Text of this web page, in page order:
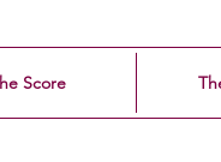
Score